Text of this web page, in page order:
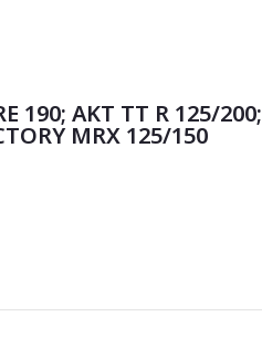
190; AKT TT R 125/200;
MRX 125/150